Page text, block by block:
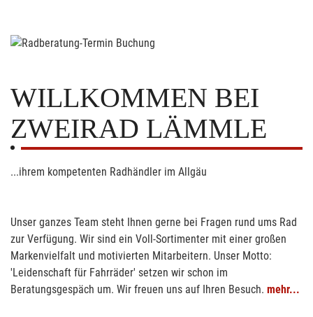
WILLKOMMEN BEI
ZWEIRAD LÄMMLE
...ihrem kompetenten Radhändler im Allgäu
Unser ganzes Team steht Ihnen gerne bei Fragen rund ums Rad
zur Verfügung. Wir sind ein Voll-Sortimenter mit einer großen
Markenvielfalt und motivierten Mitarbeitern. Unser Motto:
'Leidenschaft für Fahrräder' setzen wir schon im
Beratungsgespäch um. Wir freuen uns auf Ihren Besuch. mehr...